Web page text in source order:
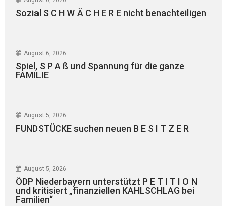
Sozial S C H W Ä C H E R E nicht benachteiligen
August 6, 2026
Spiel, S P A ß und Spannung für die ganze
FAMILIE
August 5, 2026
FUNDSTÜCKE suchen neuen B E S I T Z E R
August 5, 2026
ÖDP Niederbayern unterstützt P E T I T I O N
und kritisiert „finanziellen KAHLSCHLAG bei
Familien“